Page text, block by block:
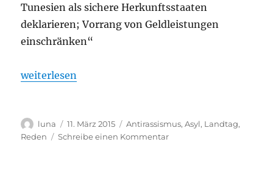
Tunesien als sichere Herkunftsstaaten
deklarieren; Vorrang von Geldleistungen
einschränken“
„Die AfD zündelt. Und die CDU auch.“
weiterlesen
Autor
luna
Veröffentlicht
am
11. März 2015 Kategorien
Antirassismus,Asyl, Landtag,
Reden
Schreibe einen Kommentarzu